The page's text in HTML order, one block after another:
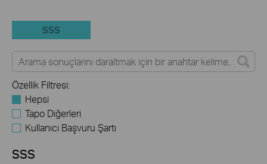
SSS
Özellik Filtresi:
Hepsi
Tapo Diğerleri
Kullanıcı Başvuru Şartı
SSS